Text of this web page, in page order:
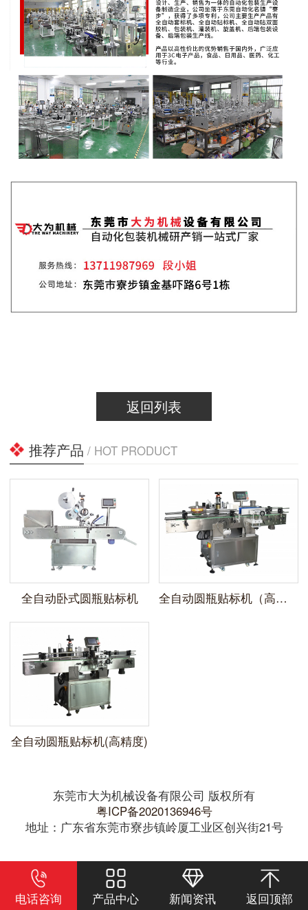
返回列表
推荐产品 / HOT PRODUCT
全自动卧式圆瓶贴标机 全自动圆瓶贴标机（高速）
全自动圆瓶贴标机(高精度)
东莞市大为机械设备有限公司 版权所有
粤ICP备2020136946号
地址：广东省东莞市寮步镇岭厦工业区创兴街21号
电话咨询 产品中心 新闻资讯 返回顶部